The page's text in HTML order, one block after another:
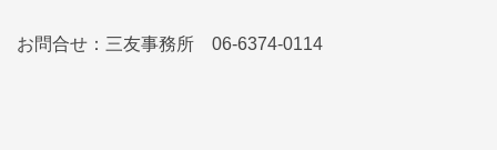
お問合せ：三友事務所 06-6374-0114